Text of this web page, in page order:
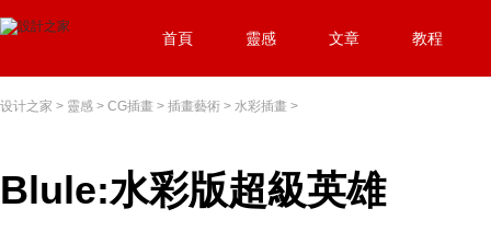
首頁 靈感 文章 教程
设计之家 > 靈感 > CG插畫 > 插畫藝術 > 水彩插畫 >
Blule:水彩版超級英雄